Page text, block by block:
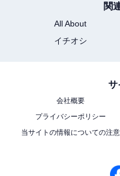
ア各所にて記事作成に携
ー（Jリーグ）に関心あり
関
All About
イチオシ
サ
会社概要
プライバシーポリシー
当サイトの情報についての注意